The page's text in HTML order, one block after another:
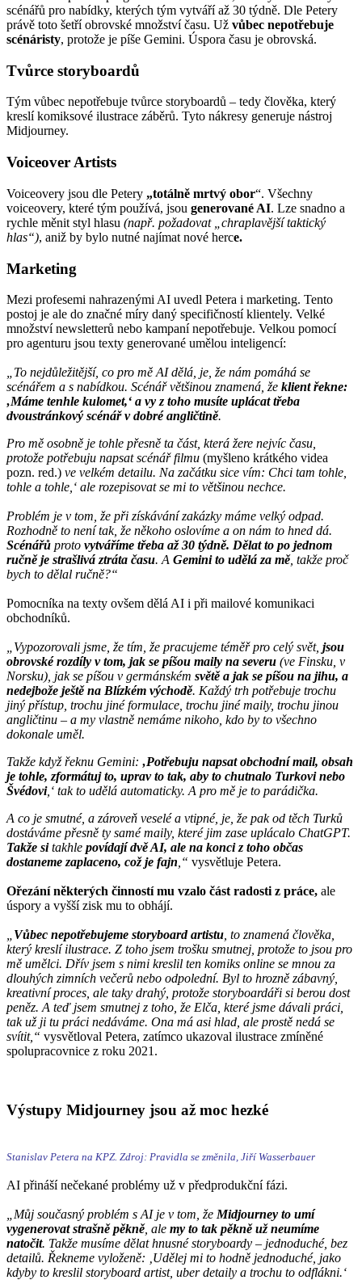
scénářů pro nabídky, kterých tým vytváří až 30 týdně. Dle Petery
právě toto šetří obrovské množství času. Už vůbec nepotřebuje
scénáristy, protože je píše Gemini. Úspora času je obrovská.
Tvůrce storyboardů
Tým vůbec nepotřebuje tvůrce storyboardů – tedy člověka, který
kreslí komiksové ilustrace záběrů. Tyto nákresy generuje nástroj
Midjourney.
Voiceover Artists
Voiceovery jsou dle Petery „totálně mrtvý obor“. Všechny
voiceovery, které tým používá, jsou generované AI. Lze snadno a
rychle měnit styl hlasu (např. požadovat „chraplavější taktický
hlas“), aniž by bylo nutné najímat nové herce.
Marketing
Mezi profesemi nahrazenými AI uvedl Petera i marketing. Tento
postoj je ale do značné míry daný specifičností klientely. Velké
množství newsletterů nebo kampaní nepotřebuje. Velkou pomocí
pro agenturu jsou texty generované umělou inteligencí:
„To nejdůležitější, co pro mě AI dělá, je, že nám pomáhá se
scénářem a s nabídkou. Scénář většinou znamená, že klient řekne:
‚Máme tenhle kulomet,‘ a vy z toho musíte uplácat třeba
dvoustránkový scénář v dobré angličtině.
Pro mě osobně je tohle přesně ta část, která žere nejvíc času,
protože potřebuju napsat scénář filmu (myšleno krátkého videa
pozn. red.) ve velkém detailu. Na začátku sice vím: Chci tam tohle,
tohle a tohle,‘ ale rozepisovat se mi to většinou nechce.
Problém je v tom, že při získávání zakázky máme velký odpad.
Rozhodně to není tak, že někoho oslovíme a on nám to hned dá.
Scénářů proto vytváříme třeba až 30 týdně. Dělat to po jednom
ručně je strašlivá ztráta času. A Gemini to udělá za mě, takže proč
bych to dělal ručně?“
Pomocníka na texty ovšem dělá AI i při mailové komunikaci
obchodníků.
„Vypozorovali jsme, že tím, že pracujeme téměř pro celý svět, jsou
obrovské rozdíly v tom, jak se píšou maily na severu (ve Finsku, v
Norsku), jak se píšou v germánském světě a jak se píšou na jihu, a
nedejbože ještě na Blízkém východě. Každý trh potřebuje trochu
jiný přístup, trochu jiné formulace, trochu jiné maily, trochu jinou
angličtinu – a my vlastně nemáme nikoho, kdo by to všechno
dokonale uměl.
Takže když řeknu Gemini: ‚Potřebuju napsat obchodní mail, obsah
je tohle, zformátuj to, uprav to tak, aby to chutnalo Turkovi nebo
Švédovi,‘ tak to udělá automaticky. A pro mě je to parádička.
A co je smutné, a zároveň veselé a vtipné, je, že pak od těch Turků
dostáváme přesně ty samé maily, které jim zase uplácalo ChatGPT.
Takže sitakhle povídají dvě AI, ale na konci z toho občas
dostaneme zaplaceno, což je fajn ,“ vysvětluje Petera.
Ořezání některých činností mu vzalo část radosti z práce, ale
úspory a vyšší zisk mu to obhájí.
Vůbec nepotřebujeme storyboard artistu , to znamená člověka,
který kreslí ilustrace. Z toho jsem trošku smutnej, protože to jsou pro
mě umělci. Dřív jsem s nimi kreslil ten komiks online se mnou za
dlouhých zimních večerů nebo odpolední. Byl to hrozně zábavný,
kreativní proces, ale taky drahý, protože storyboardáři si berou dost
peněz. A teď jsem smutnej z toho, že Elča, které jsme dávali práci,
tak už ji tu práci nedáváme. Ona má asi hlad, ale prostě nedá se
svítit,“ vysvětloval Petera, zatímco ukazoval ilustrace zmíněné
spolupracovnice z roku 2021.
Výstupy Midjourney jsou až moc hezké
Stanislav Petera na KPZ. Zdroj: Pravidla se změnila, Jiří Wasserbauer
AI přináší nečekané problémy už v předprodukční fázi.
„Můj současný problém s AI je v tom, že Midjourney to umí
vygenerovat strašně pěkně, ale my to tak pěkně už neumíme
natočit. Takže musíme dělat hnusné storyboardy – jednoduché, bez
detailů. Řekneme vyloženě: ‚Udělej mi to hodně jednoduché, jako
kdyby to kreslil storyboard artist, uber detaily a trochu to odflákni.‘